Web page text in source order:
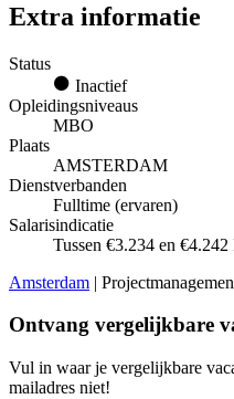
Extra informatie
Status
Inactief
Opleidingsniveaus
MBO
Plaats
AMSTERDAM
Dienstverbanden
Fulltime (ervaren)
Salarisindicatie
Tussen €3.234 en €4.242
Amsterdam |
Ontvang vergelijkbare
Vul in waar je vergelijkbare
mailadres niet!